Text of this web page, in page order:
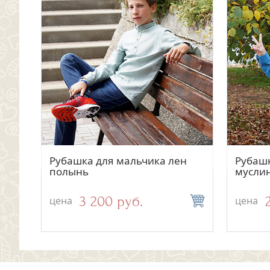
Быстрый просмотр
Рубашка для мальчика лен
полынь
цена 3 200 руб. цена